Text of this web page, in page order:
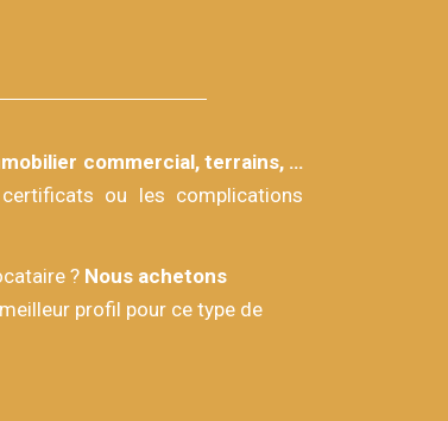
commercial, terrains, …
ou les complications
? Nous achetons
profil pour ce type de